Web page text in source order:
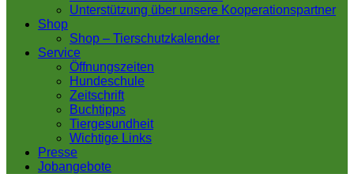
Unterstützung über unsere Kooperationspartner
Shop
Shop – Tierschutzkalender
Service
Öffnungszeiten
Hundeschule
Zeitschrift
Buchtipps
Tiergesundheit
Wichtige Links
Presse
Jobangebote